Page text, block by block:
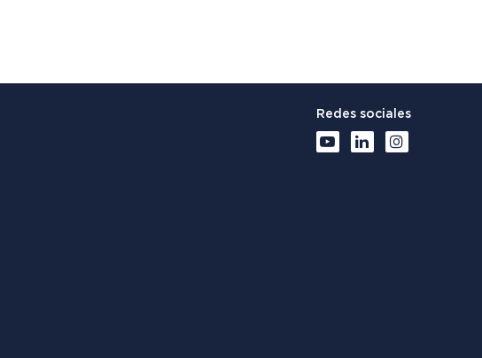
Redes sociales